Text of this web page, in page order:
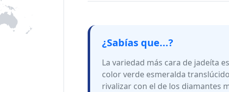
¿Sabías que...?
La variedad más cara de jadeíta
color verde esmeralda
rivalizar con el de los diamantes